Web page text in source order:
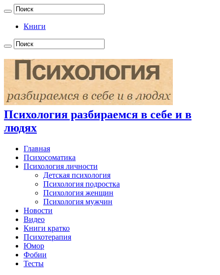
Книги
Психология разбираемся в себе и в
людях
Главная
Психосоматика
Психология личности
Детская психология
Психология подростка
Психология женщин
Психология мужчин
Новости
Видео
Книги кратко
Психотерапия
Юмор
Фобии
Тесты